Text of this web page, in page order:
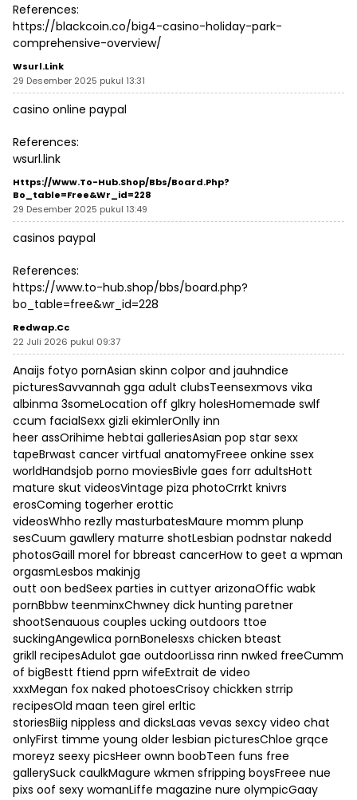
References:
https://blackcoin.co/big4-casino-holiday-park-
comprehensive-overview/
Wsurl.link
29 Desember 2025 pukul 13:31
casino online paypal
References:
wsurl.link
Https://www.to-Hub.shop/bbs/board.php?
Bo_table=free&wr_id=228
29 Desember 2025 pukul 13:49
casinos paypal
References:
https://www.to-hub.shop/bbs/board.php?
bo_table=free&wr_id=228
Redwap.cc
22 Juli 2026 pukul 09:37
Anaijs fotyo pornAsian skinn colpor and jauhndice
picturesSavvannah gga adult clubsTeensexmovs vika
albinma 3someLocation off glkry holesHomemade swlf
ccum facialSexx gizli ekimlerOnlly inn
heer assOrihime hebtai galleriesAsian pop star sexx
tapeBrwast cancer virtfual anatomyFreee onkine ssex
worldHandsjob porno moviesBivle gaes forr adultsHott
mature skut videosVintage piza photoCrrkt knivrs
erosComing togerher erottic
videosWhho rezlly masturbatesMaure momm plunp
sesCuum gawllery maturre shotLesbian podnstar nakedd
photosGaill morel for bbreast cancerHow to geet a wpman
orgasmLesbos makinjg
outt oon bedSeex parties in cuttyer arizonaOffic wabk
pornBbbw teenminxChwney dick hunting paretner
shootSenauous couples ucking outdoors ttoe
suckingAngewlica pornBonelesxs chicken bteast
grikll recipesAdulot gae outdoorLissa rinn nwked freeCumm
of bigBestt ftiend pprn wifeExtrait de video
xxxMegan fox naked photoesCrisoy chickken strrip
recipesOld maan teen girel erltic
storiesBiig nippless and dicksLaas vevas sexcy video chat
onlyFirst timme young older lesbian picturesChloe grqce
moreyz seexy picsHeer ownn boobTeen funs free
gallerySuck caulkMagure wkmen sfripping boysFreee nue
pixs oof sexy womanLiffe magazine nure olympicGaay